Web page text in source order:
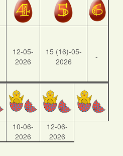
12-05-
2026
15 (16)-05-
2026
-
10-06-
2026
12-06-
2026